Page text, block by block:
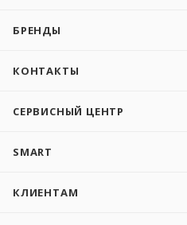
БРЕНДЫ
КОНТАКТЫ
СЕРВИСНЫЙ ЦЕНТР
SMART
КЛИЕНТАМ